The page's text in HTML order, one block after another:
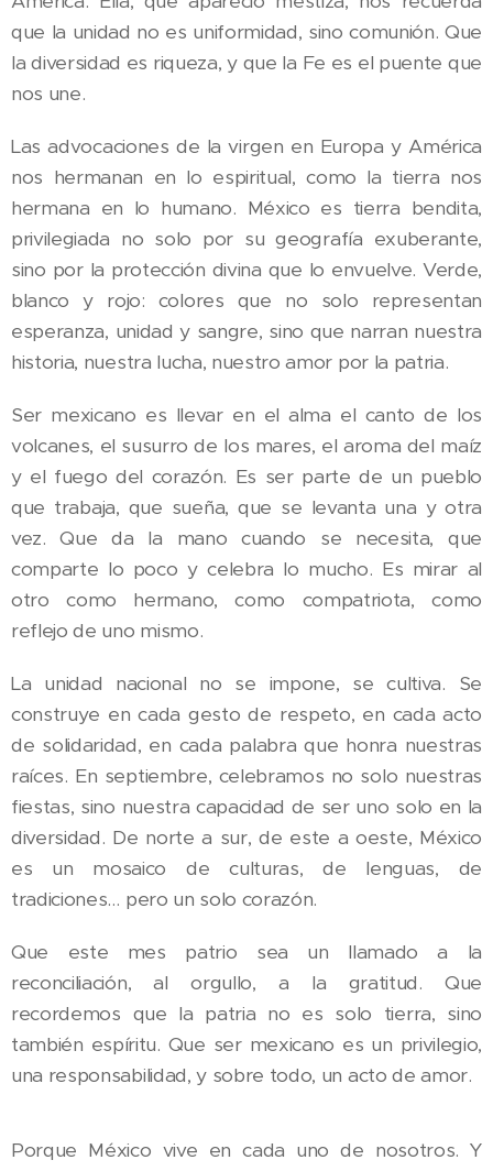
que la unidad no es uniformidad, sino comunión. Que
la diversidad es riqueza, y que la Fe es el puente que
nos une.
Las advocaciones de la virgen en Europa y América
nos hermanan en lo espiritual, como la tierra nos
hermana en lo humano. México es tierra bendita,
privilegiada no solo por su geografía exuberante,
sino por la protección divina que lo envuelve. Verde,
blanco y rojo: colores que no solo representan
esperanza, unidad y sangre, sino que narran nuestra
historia, nuestra lucha, nuestro amor por la patria.
Ser mexicano es llevar en el alma el canto de los
volcanes, el susurro de los mares, el aroma del maíz
y el fuego del corazón. Es ser parte de un pueblo
que trabaja, que sueña, que se levanta una y otra
vez. Que da la mano cuando se necesita, que
comparte lo poco y celebra lo mucho. Es mirar al
otro como hermano, como compatriota, como
reflejo de uno mismo.
La unidad nacional no se impone, se cultiva. Se
construye en cada gesto de respeto, en cada acto
de solidaridad, en cada palabra que honra nuestras
raíces. En septiembre, celebramos no solo nuestras
fiestas, sino nuestra capacidad de ser uno solo en la
diversidad. De norte a sur, de este a oeste, México
es un mosaico de culturas, de lenguas, de
tradiciones… pero un solo corazón.
Que este mes patrio sea un llamado a la
reconciliación, al orgullo, a la gratitud. Que
recordemos que la patria no es solo tierra, sino
también espíritu. Que ser mexicano es un privilegio,
una responsabilidad, y sobre todo, un acto de amor.
Porque México vive en cada uno de nosotros. Y